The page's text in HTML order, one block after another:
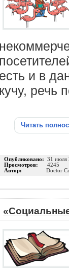
есть и в
кучу, речь
Читать
Опубликовано: 31 июля
Просмотров: 4245
Автор: Doctor